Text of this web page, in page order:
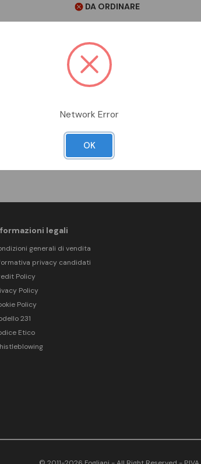
DA ORDINARE
Aggiungi alla comparazione
legali
generali di vendita
privacy candidati
Policy
Policy
Policy
231
Etico
Network Error
OK